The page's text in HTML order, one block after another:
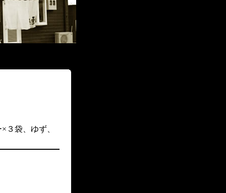
３袋、ゆず、